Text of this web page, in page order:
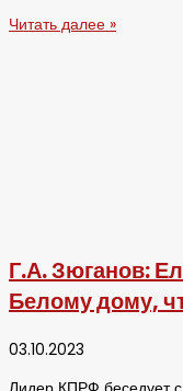
Читать далее »
Г.А. Зюганов:
Белому дому,
03.10.2023